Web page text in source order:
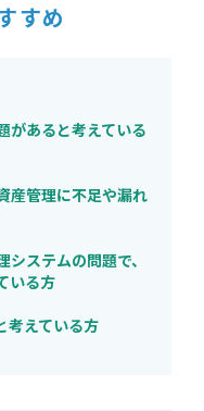
すめ
があると考えている
産管理に不足や漏れ
ステムの問題で、
いる方
考えている方